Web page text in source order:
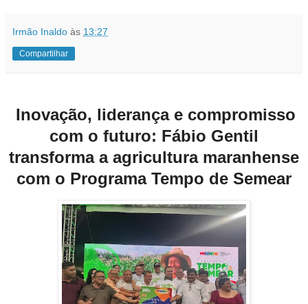
Irmão Inaldo às 13:27
Compartilhar
Inovação, liderança e compromisso
com o futuro: Fábio Gentil
transforma a agricultura maranhense
com o Programa Tempo de Semear